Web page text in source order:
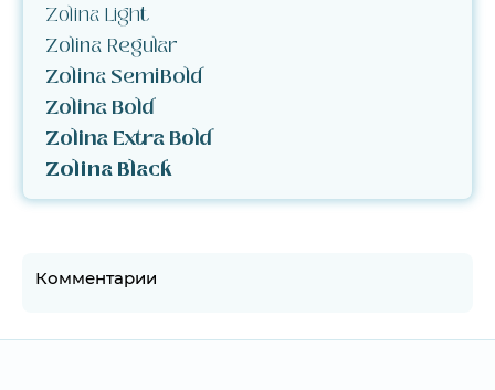
Zolina Light
Zolina Regular
Zolina SemiBold
Zolina Bold
Zolina Extra Bold
Zolina Black
Комментарии